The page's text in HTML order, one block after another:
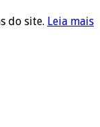
do site. Leia mais